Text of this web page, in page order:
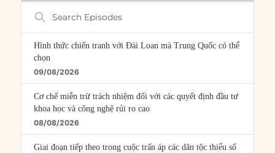
Search
Episodes
Hình thức chiến tranh với Đài Loan mà Trung Quốc có thể
chọn
09/08/2026
Cơ chế miễn trừ trách nhiệm đối với các quyết định đầu tư
khoa học và công nghệ rủi ro cao
08/08/2026
Giai đoạn tiếp theo trong cuộc trấn áp các dân tộc thiểu số